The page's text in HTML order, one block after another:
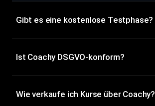
Gibt es eine kostenlose Testphase?
Ist Coachy DSGVO-konform?
Wie verkaufe ich Kurse über Coachy?